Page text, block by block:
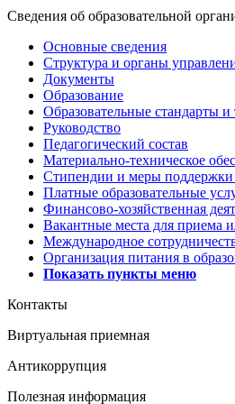
Сведения об образовательной
Основные сведения
Структура и органы
Документы
Образование
Образовательные стандарты и
Руководство
Педагогический состав
Материально-техническое
Стипендии и меры
Платные образовательные
Финансово-хозяйственная
Вакантные места для приема
Международное
Организация питания в
Показать пункты меню
Контакты
Виртуальная приемная
Антикоррупция
Полезная информация